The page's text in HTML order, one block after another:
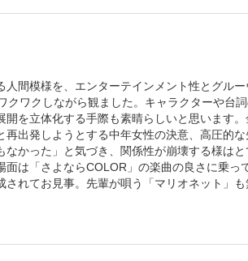
人間模様を、エンターテインメント性とグル
クワクしながら観ました。キャラクターや台
開を立体化する手際も素晴らしいと思います
出発しようとする中年女性の決意、高圧的
なかった」と気づき、関係性が崩壊する様は
面は「さよならCOLOR」の楽曲の良さに乗っ
されてお見事。先輩が唄う「マリオネット」